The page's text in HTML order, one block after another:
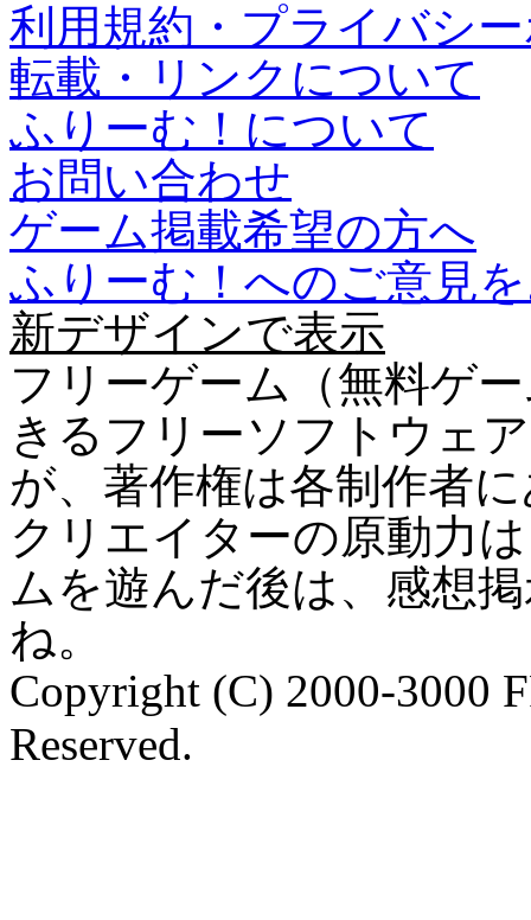
利用規約・プライバシ
転載・リンクについて
ふりーむ！について
お問い合わせ
ゲーム掲載希望の方へ
ふりーむ！へのご意見
新デザインで表示
フリーゲーム（無料ゲ
きるフリーソフトウェ
が、著作権は各制作者
クリエイターの原動力
ムを遊んだ後は、感想
ね。
Copyright (C) 2000-3000
Reserved.